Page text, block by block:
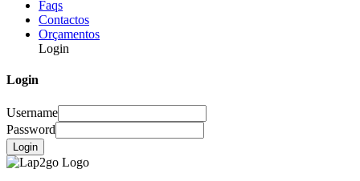
Faqs
Contactos
Orçamentos
Login
Login
Username
Password
Login